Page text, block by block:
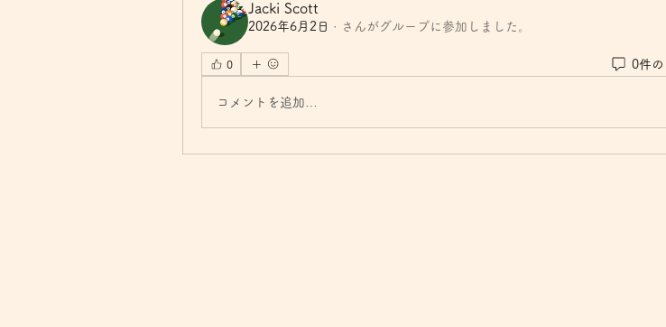
Jacki Scott
2026年6月2日 · さんがグループに参加しました。
0 0件の
コメントを追加…